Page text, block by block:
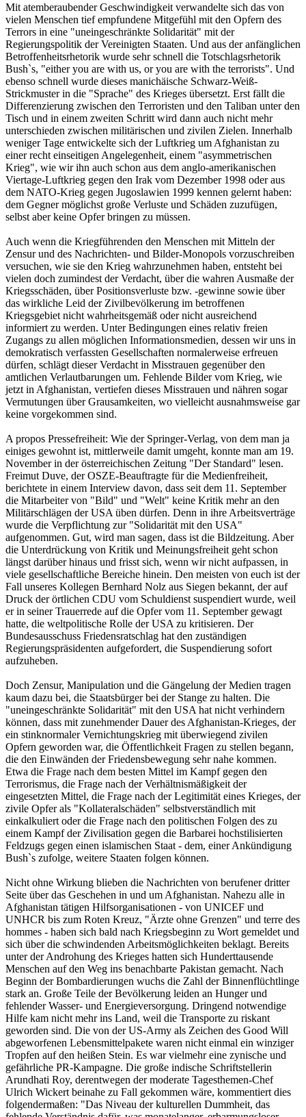
Mit atemberaubender Geschwindigkeit verwandelte sich das von
vielen Menschen tief empfundene Mitgefühl mit den Opfern des
Terrors in eine "uneingeschränkte Solidarität" mit der
Regierungspolitik der Vereinigten Staaten. Und aus der anfänglichen
Betroffenheitsrhetorik wurde sehr schnell die Totschlagsrhetorik
Bush`s, "either you are with us, or you are with the terrorists". Und
ebenso schnell wurde dieses manichäische Schwarz-Weiß-
Strickmuster in die "Sprache" des Krieges übersetzt. Erst fällt die
Differenzierung zwischen den Terroristen und den Taliban unter den
Tisch und in einem zweiten Schritt wird dann auch nicht mehr
unterschieden zwischen militärischen und zivilen Zielen. Innerhalb
weniger Tage entwickelte sich der Luftkrieg um Afghanistan zu
einer recht einseitigen Angelegenheit, einem "asymmetrischen
Krieg", wie wir ihn auch schon aus dem anglo-amerikanischen
Viertage-Luftkrieg gegen den Irak vom Dezember 1998 oder aus
dem NATO-Krieg gegen Jugoslawien 1999 kennen gelernt haben:
dem Gegner möglichst große Verluste und Schäden zuzufügen,
selbst aber keine Opfer bringen zu müssen.
Auch wenn die Kriegführenden den Menschen mit Mitteln der
Zensur und des Nachrichten- und Bilder-Monopols vorzuschreiben
versuchen, wie sie den Krieg wahrzunehmen haben, entsteht bei
vielen doch zumindest der Verdacht, über die wahren Ausmaße der
Kriegsschäden, über Positionsverluste bzw. -gewinne sowie über
das wirkliche Leid der Zivilbevölkerung im betroffenen
Kriegsgebiet nicht wahrheitsgemäß oder nicht ausreichend
informiert zu werden. Unter Bedingungen eines relativ freien
Zugangs zu allen möglichen Informationsmedien, dessen wir uns in
demokratisch verfassten Gesellschaften normalerweise erfreuen
dürfen, schlägt dieser Verdacht in Misstrauen gegenüber den
amtlichen Verlautbarungen um. Fehlende Bilder vom Krieg, wie
jetzt in Afghanistan, vertiefen dieses Misstrauen und nähren sogar
Vermutungen über Grausamkeiten, wo vielleicht ausnahmsweise gar
keine vorgekommen sind.
A propos Pressefreiheit: Wie der Springer-Verlag, von dem man ja
einiges gewohnt ist, mittlerweile damit umgeht, konnte man am 19.
November in der österreichischen Zeitung "Der Standard" lesen.
Freimut Duve, der OSZE-Beauftragte für die Medienfreiheit,
berichtete in einem Interview davon, dass seit dem 11. September
die Mitarbeiter von "Bild" und "Welt" keine Kritik mehr an den
Militärschlägen der USA üben dürfen. Denn in ihre Arbeitsverträge
wurde die Verpflichtung zur "Solidarität mit den USA"
aufgenommen. Gut, wird man sagen, dass ist die Bildzeitung. Aber
die Unterdrückung von Kritik und Meinungsfreiheit geht schon
längst darüber hinaus und frisst sich, wenn wir nicht aufpassen, in
viele gesellschaftliche Bereiche hinein. Den meisten von euch ist der
Fall unseres Kollegen Bernhard Nolz aus Siegen bekannt, der auf
Druck der örtlichen CDU vom Schuldienst suspendiert wurde, weil
er in seiner Trauerrede auf die Opfer vom 11. September gewagt
hatte, die weltpolitische Rolle der USA zu kritisieren. Der
Bundesausschuss Friedensratschlag hat den zuständigen
Regierungspräsidenten aufgefordert, die Suspendierung sofort
aufzuheben.
Doch Zensur, Manipulation und die Gängelung der Medien tragen
kaum dazu bei, die Staatsbürger bei der Stange zu halten. Die
"uneingeschränkte Solidarität" mit den USA hat nicht verhindern
können, dass mit zunehmender Dauer des Afghanistan-Krieges, der
ein stinknormaler Vernichtungskrieg mit überwiegend zivilen
Opfern geworden war, die Öffentlichkeit Fragen zu stellen begann,
die den Einwänden der Friedensbewegung sehr nahe kommen.
Etwa die Frage nach dem besten Mittel im Kampf gegen den
Terrorismus, die Frage nach der Verhältnismäßigkeit der
eingesetzten Mittel, die Frage nach der Legitimität eines Krieges, der
zivile Opfer als "Kollateralschäden" selbstverständlich mit
einkalkuliert oder die Frage nach den politischen Folgen des zu
einem Kampf der Zivilisation gegen die Barbarei hochstilisierten
Feldzugs gegen einen islamischen Staat - dem, einer Ankündigung
Bush`s zufolge, weitere Staaten folgen können.
Nicht ohne Wirkung blieben die Nachrichten von berufener dritter
Seite über das Geschehen in und um Afghanistan. Nahezu alle in
Afghanistan tätigen Hilfsorganisationen - von UNICEF und
UNHCR bis zum Roten Kreuz, "Ärzte ohne Grenzen" und terre des
hommes - haben sich bald nach Kriegsbeginn zu Wort gemeldet und
sich über die schwindenden Arbeitsmöglichkeiten beklagt. Bereits
unter der Androhung des Krieges hatten sich Hunderttausende
Menschen auf den Weg ins benachbarte Pakistan gemacht. Nach
Beginn der Bombardierungen wuchs die Zahl der Binnenflüchtlinge
stark an. Große Teile der Bevölkerung leiden an Hunger und
fehlender Wasser- und Energieversorgung. Dringend notwendige
Hilfe kam nicht mehr ins Land, weil die Transporte zu riskant
geworden sind. Die von der US-Army als Zeichen des Good Will
abgeworfenen Lebensmittelpakete waren nicht einmal ein winziger
Tropfen auf den heißen Stein. Es war vielmehr eine zynische und
gefährliche PR-Kampagne. Die große indische Schriftstellerin
Arundhati Roy, derentwegen der moderate Tagesthemen-Chef
Ulrich Wickert beinahe zu Fall gekommen wäre, kommentiert dies
folgendermaßen: "Das Niveau der kulturellen Dummheit, das